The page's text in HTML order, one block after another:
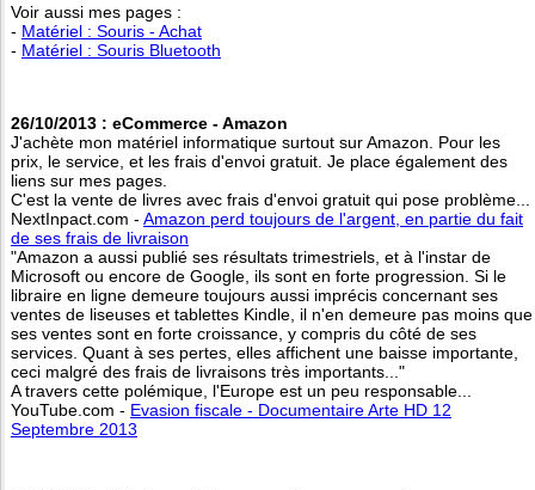
Voir aussi mes pages :
- Matériel : Souris - Achat
- Matériel : Souris Bluetooth
26/10/2013 : eCommerce - Amazon
J'achète mon matériel informatique surtout sur Amazon. Pour les
prix, le service, et les frais d'envoi gratuit. Je place également des
liens sur mes pages.
C'est la vente de livres avec frais d'envoi gratuit qui pose problème...
NextInpact.com - Amazon perd toujours de l'argent, en partie du fait
de ses frais de livraison
"Amazon a aussi publié ses résultats trimestriels, et à l'instar de
Microsoft ou encore de Google, ils sont en forte progression. Si le
libraire en ligne demeure toujours aussi imprécis concernant ses
ventes de liseuses et tablettes Kindle, il n'en demeure pas moins que
ses ventes sont en forte croissance, y compris du côté de ses
services. Quant à ses pertes, elles affichent une baisse importante,
ceci malgré des frais de livraisons très importants..."
A travers cette polémique, l'Europe est un peu responsable...
YouTube.com - Evasion fiscale - Documentaire Arte HD 12
Septembre 2013